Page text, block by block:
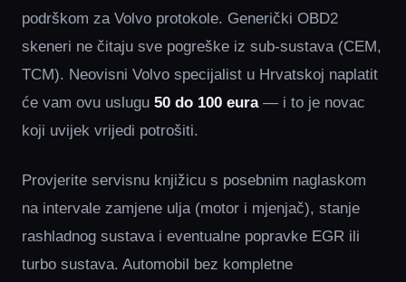
podrškom za Volvo protokole. Generički OBD2
skeneri ne čitaju sve pogreške iz sub-sustava (CEM,
TCM). Neovisni Volvo specijalist u Hrvatskoj naplatit
će vam ovu uslugu 50 do 100 eura— i to je novac
koji uvijek vrijedi potrošiti.
Provjerite servisnu knjižicu s posebnim naglaskom
na intervale zamjene ulja (motor i mjenjač), stanje
rashladnog sustava i eventualne popravke EGR ili
turbo sustava. Automobil bez kompletne